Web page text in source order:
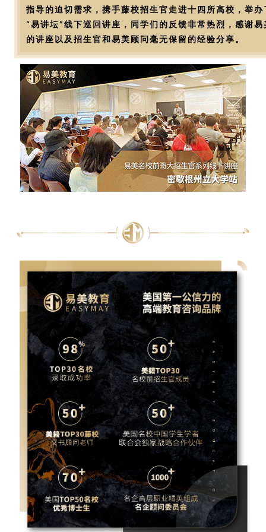
指导的迫切需求，携手藤校招生官走进十四所高校，举
“易讲坛”线下巡回讲座，同学们的反馈非常热烈，感谢
的讲座以及招生官和易美顾问毫无保留的经验分享。